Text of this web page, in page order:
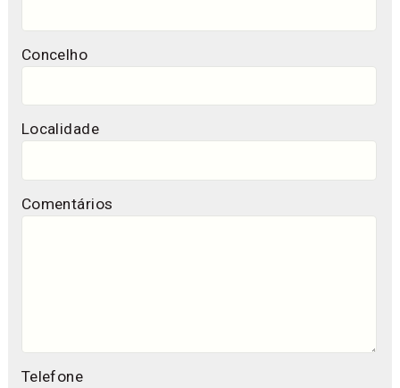
Concelho
Localidade
Comentários
Telefone